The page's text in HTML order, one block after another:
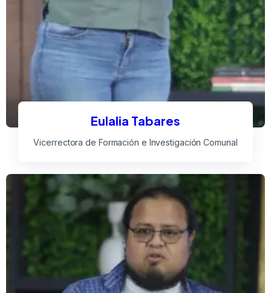
Eulalia Tabares
Vicerrectora de Formación e Investigación Comunal